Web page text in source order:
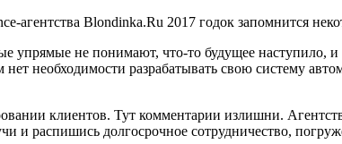
агентства Blondinka.Ru 2017 годок запомнится
упрямые не понимают, что-то будущее
нет необходимости разрабатывать свою систему
клиентов. Тут комментарии излишни.
и распишись долгосрочное сотрудничество,